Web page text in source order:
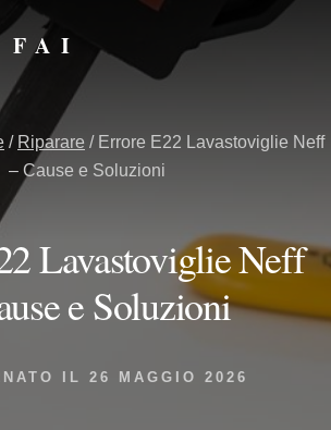
FAI
/ Riparare /Errore E22​ Lavastoviglie Neff
– Cause e Soluzioni
Lavastoviglie Neff
e Soluzioni
IL 26 MAGGIO 2026